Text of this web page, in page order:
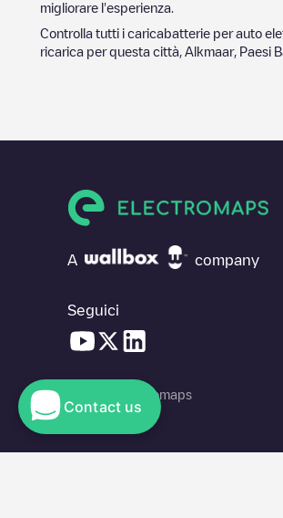
migliorare l'esperienza.
Controlla tutti i caricabatterie per auto
ricarica per questa città, Alkmaar, Paesi
A company
Seguici
© 2026 Electromaps
Contact us